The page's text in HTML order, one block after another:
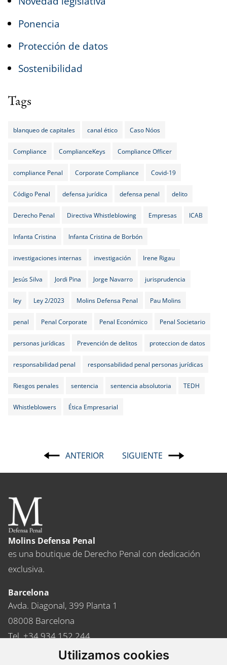
Utilizamos cookies
Ponencia
Protección de datos
Sostenibilidad
Tags
blanqueo de capitales canal ético Caso Nóos
Compliance ComplianceKeys Compliance Officer
compliance Penal Corporate Compliance Covid-19
Código Penal defensa jurídica defensa penal delito
Derecho Penal Directiva Whistleblowing Empresas ICAB
Infanta Cristina Infanta Cristina de Borbón
investigaciones internas investigación Irene Rigau
Jesús Silva Jordi Pina Jorge Navarro jurisprudencia
ley Ley 2/2023 Molins Defensa Penal Pau Molins
penal Penal Corporate Penal Económico Penal Societario
personas jurídicas Prevención de delitos proteccion de datos
responsabilidad penal responsabilidad penal personas jurídicas
Riesgos penales sentencia sentencia absolutoria TEDH
Whistleblowers Ética Empresarial
Navegación
de
ANTERIOR SIGUIENTE
Molins Defensa Penal
es una boutique de Derecho Penal con dedicación
exclusiva.
Barcelona
Avda. Diagonal, 399 Planta 1
08008 Barcelona
Tel. +34 934 152 244
Fax. +34 934 160 693